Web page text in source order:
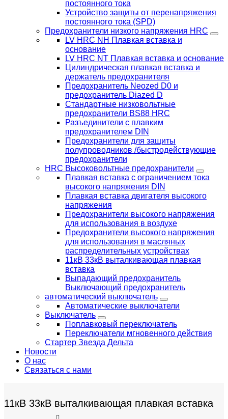
постоянного тока
Устройство защиты от перенапряжения
постоянного тока (SPD)
Предохранители низкого напряжения HRC
LV HRC NH Плавкая вставка и
основание
LV HRC NT Плавкая вставка и основание
Цилиндрическая плавкая вставка и
держатель предохранителя
Предохранитель Neozed D0 и
предохранитель Diazed D
Стандартные низковольтные
предохранители BS88 HRC
Разъединители с плавким
предохранителем DIN
Предохранители для защиты
полупроводников /быстродействующие
предохранители
HRC Высоковольтные предохранители
Плавкая вставка с ограничением тока
высокого напряжения DIN
Плавкая вставка двигателя высокого
напряжения
Предохранители высокого напряжения
для использования в воздухе
Предохранители высокого напряжения
для использования в масляных
распределительных устройствах
11кВ 33кВ выталкивающая плавкая
вставка
Выпадающий предохранитель
Выключающий предохранитель
автоматический выключатель
Автоматические выключатели
Выключатель
Поплавковый переключатель
Переключатели мгновенного действия
Стартер Звезда Дельта
Новости
О нас
Связаться с нами
11кВ 33кВ выталкивающая плавкая вставка